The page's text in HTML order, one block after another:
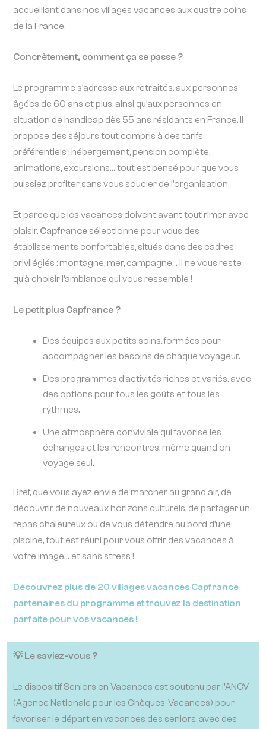
accueillant dans nos villages vacances aux quatre coins
de la France.
Concrètement, comment ça se passe ?
Le programme s’adresse aux retraités, aux personnes
âgées de 60 ans et plus, ainsi qu’aux personnes en
situation de handicap dès 55 ans résidants en France. Il
propose des séjours tout compris à des tarifs
préférentiels : hébergement, pension complète,
animations, excursions… tout est pensé pour que vous
puissiez profiter sans vous soucier de l’organisation.
Et parce que les vacances doivent avant tout rimer avec
plaisir, Capfrance sélectionne pour vous des
établissements confortables, situés dans des cadres
privilégiés : montagne, mer, campagne… Il ne vous reste
qu’à choisir l’ambiance qui vous ressemble !
Le petit plus Capfrance ?
Des équipes aux petits soins, formées pour
accompagner les besoins de chaque voyageur.
Des programmes d’activités riches et variés, avec
des options pour tous les goûts et tous les
rythmes.
Une atmosphère conviviale qui favorise les
échanges et les rencontres, même quand on
voyage seul.
Bref, que vous ayez envie de marcher au grand air, de
découvrir de nouveaux horizons culturels, de partager un
repas chaleureux ou de vous détendre au bord d’une
piscine, tout est réuni pour vous offrir des vacances à
votre image… et sans stress !
Découvrez plus de 20 villages vacances Capfrance
partenaires du programme et trouvez la destination
parfaite pour vos vacances !
💡 Le saviez-vous ?
Le dispositif Seniors en Vacances est soutenu par l’ANCV
(Agence Nationale pour les Chèques-Vacances) pour
favoriser le départ en vacances des seniors, avec des